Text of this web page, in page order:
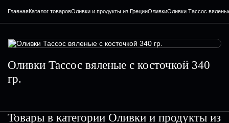
ГлавнаяКаталог товаровОливки и продукты из ГрецииОливкиОливки Тассос
Оливки Тассос вяленые с косточкой 340
гр.
Товары в категории Оливки и продукты из